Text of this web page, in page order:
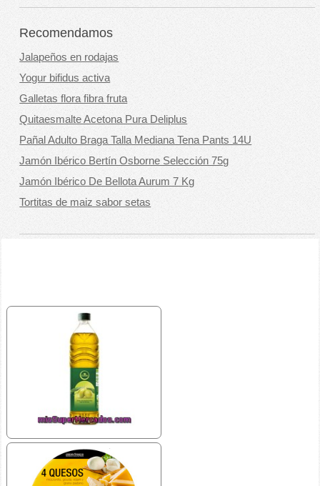
Recomendamos
Jalapeños en rodajas
Yogur bifidus activa
Galletas flora fibra fruta
Quitaesmalte Acetona Pura Deliplus
Pañal Adulto Braga Talla Mediana Tena Pants 14U
Jamón Ibérico Bertín Osborne Selección 75g
Jamón Ibérico De Bellota Aurum 7 Kg
Tortitas de maiz sabor setas